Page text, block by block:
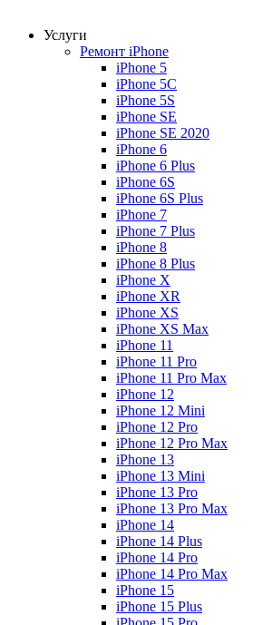
Услуги
Ремонт iPhone
iPhone 5
iPhone 5C
iPhone 5S
iPhone SE
iPhone SE 2020
iPhone 6
iPhone 6 Plus
iPhone 6S
iPhone 6S Plus
iPhone 7
iPhone 7 Plus
iPhone 8
iPhone 8 Plus
iPhone X
iPhone XR
iPhone XS
iPhone XS Max
iPhone 11
iPhone 11 Pro
iPhone 11 Pro Max
iPhone 12
iPhone 12 Mini
iPhone 12 Pro
iPhone 12 Pro Max
iPhone 13
iPhone 13 Mini
iPhone 13 Pro
iPhone 13 Pro Max
iPhone 14
iPhone 14 Plus
iPhone 14 Pro
iPhone 14 Pro Max
iPhone 15
iPhone 15 Plus